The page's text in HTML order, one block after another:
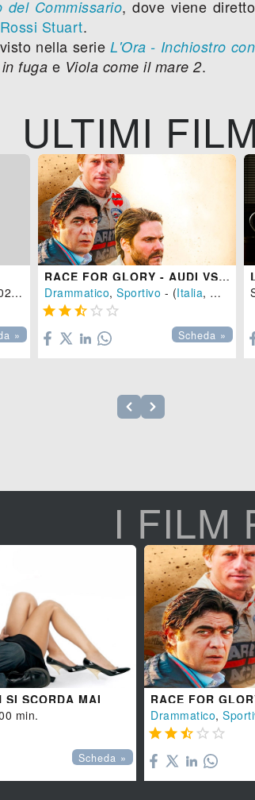
Commissario, dove viene
Stuart.
nella serie L'Ora - Inchiostro
fuga e Viola come il mare 2.
ULTIMI FILM
»
RACE FOR GLORY - AUDI VS. LANCIA
Drammatico, Sportivo - (Italia, Gran
    
Scheda »
I FILM
SI SCORDA MAI
min.
Scheda »
RACE FOR
Drammatico,
    